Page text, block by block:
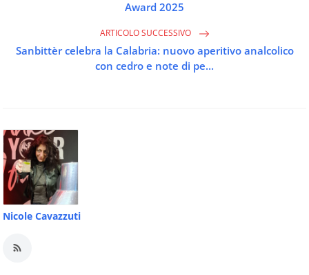
Award 2025
ARTICOLO SUCCESSIVO
Sanbittèr celebra la Calabria: nuovo aperitivo analcolico
con cedro e note di pe...
Nicole Cavazzuti